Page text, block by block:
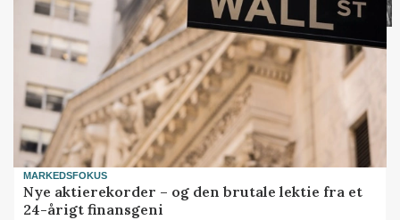
MARKEDSFOKUS
Nye aktierekorder – og den brutale lektie fra et
24-årigt finansgeni